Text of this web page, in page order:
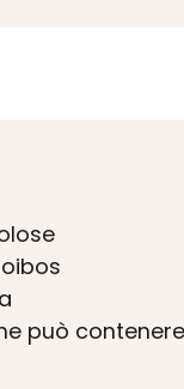
può